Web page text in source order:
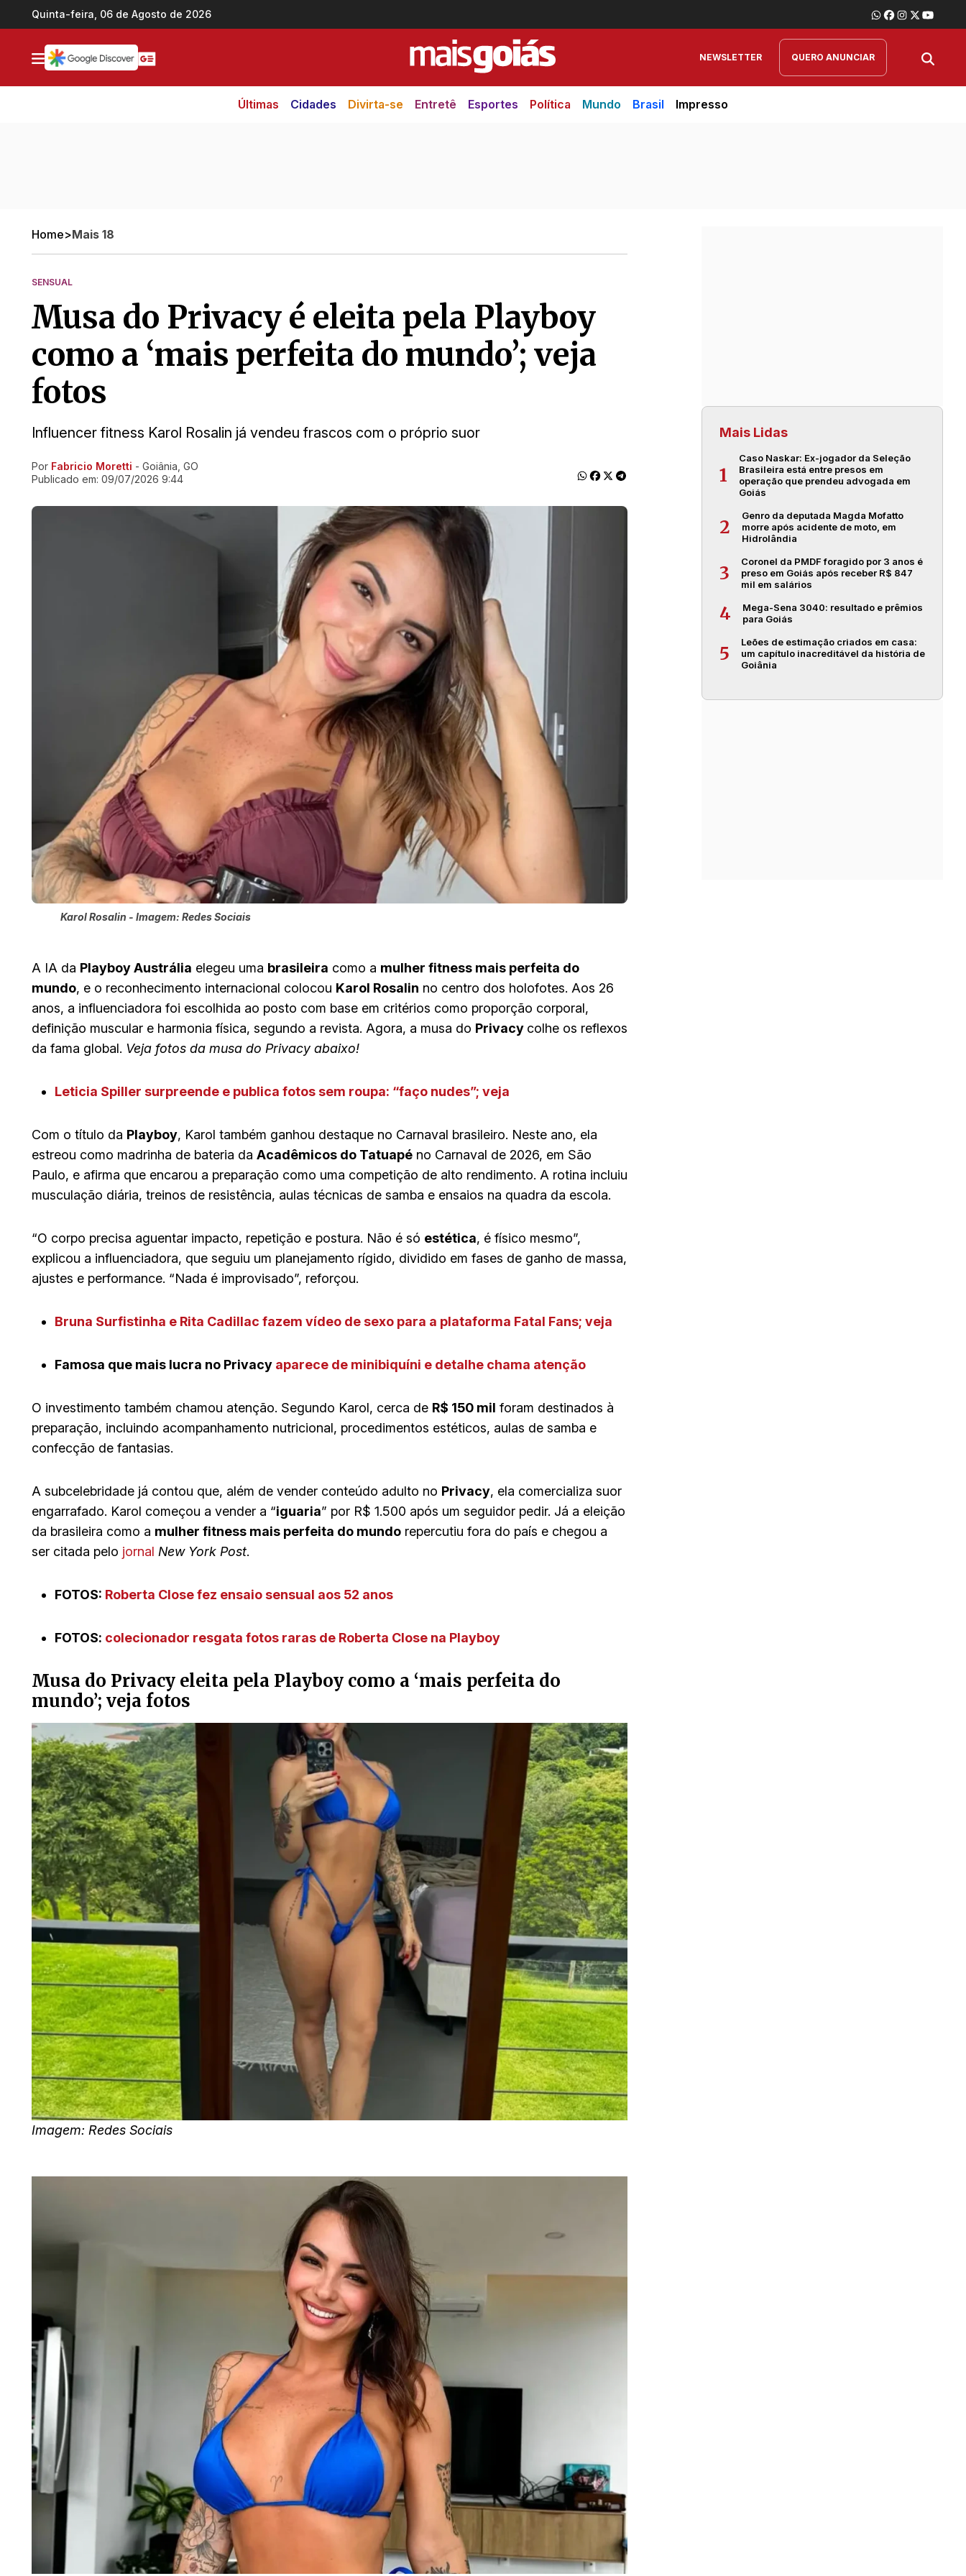
Ir direto pro conteúdo
Quinta-feira, 06 de Agosto de 2026
NEWSLETTER QUERO ANUNCIAR
Últimas Cidades Divirta-se Entretê Esportes Política Mundo Brasil Impresso
Home>Mais 18
SENSUAL
Musa do Privacy é eleita pela Playboy
como a ‘mais perfeita do mundo’; veja
fotos
Influencer fitness Karol Rosalin já vendeu frascos com o próprio suor
Ir direto pra matéria
Por Fabricio Moretti - Goiânia, GO
Publicado em: 09/07/2026 9:44
Karol Rosalin - Imagem: Redes Sociais
A IA da Playboy Austrália elegeu uma brasileira como a mulher fitness mais perfeita do
mundo, e o reconhecimento internacional colocou Karol Rosalin no centro dos holofotes. Aos 26
anos, a influenciadora foi escolhida ao posto com base em critérios como proporção corporal,
definição muscular e harmonia física, segundo a revista. Agora, a musa do Privacy colhe os reflexos
da fama global. Veja fotos da musa do Privacy abaixo!
Leticia Spiller surpreende e publica fotos sem roupa: “faço nudes”; veja
Com o título da Playboy, Karol também ganhou destaque no Carnaval brasileiro. Neste ano, ela
estreou como madrinha de bateria da Acadêmicos do Tatuapé no Carnaval de 2026, em São
Paulo, e afirma que encarou a preparação como uma competição de alto rendimento. A rotina incluiu
musculação diária, treinos de resistência, aulas técnicas de samba e ensaios na quadra da escola.
“O corpo precisa aguentar impacto, repetição e postura. Não é só estética, é físico mesmo”,
explicou a influenciadora, que seguiu um planejamento rígido, dividido em fases de ganho de massa,
ajustes e performance. “Nada é improvisado”, reforçou.
Bruna Surfistinha e Rita Cadillac fazem vídeo de sexo para a plataforma Fatal Fans; veja
Famosa que mais lucra no Privacy aparece de minibiquíni e detalhe chama atenção
O investimento também chamou atenção. Segundo Karol, cerca de R$ 150 mil foram destinados à
preparação, incluindo acompanhamento nutricional, procedimentos estéticos, aulas de samba e
confecção de fantasias.
A subcelebridade já contou que, além de vender conteúdo adulto no Privacy, ela comercializa suor
engarrafado. Karol começou a vender a “iguaria” por R$ 1.500 após um seguidor pedir. Já a eleição
da brasileira como a mulher fitness mais perfeita do mundo repercutiu fora do país e chegou a
ser citada pelo jornal New York Post.
FOTOS: Roberta Close fez ensaio sensual aos 52 anos
FOTOS: colecionador resgata fotos raras de Roberta Close na Playboy
Musa do Privacy eleita pela Playboy como a ‘mais perfeita do
mundo’; veja fotos
Imagem: Redes Sociais
Mais Lidas
1
Caso Naskar: Ex-jogador da Seleção
Brasileira está entre presos em
operação que prendeu advogada em
Goiás
2
Genro da deputada Magda Mofatto
morre após acidente de moto, em
Hidrolândia
3
Coronel da PMDF foragido por 3 anos é
preso em Goiás após receber R$ 847
mil em salários
4
Mega-Sena 3040: resultado e prêmios
para Goiás
5
Leões de estimação criados em casa:
um capítulo inacreditável da história de
Goiânia